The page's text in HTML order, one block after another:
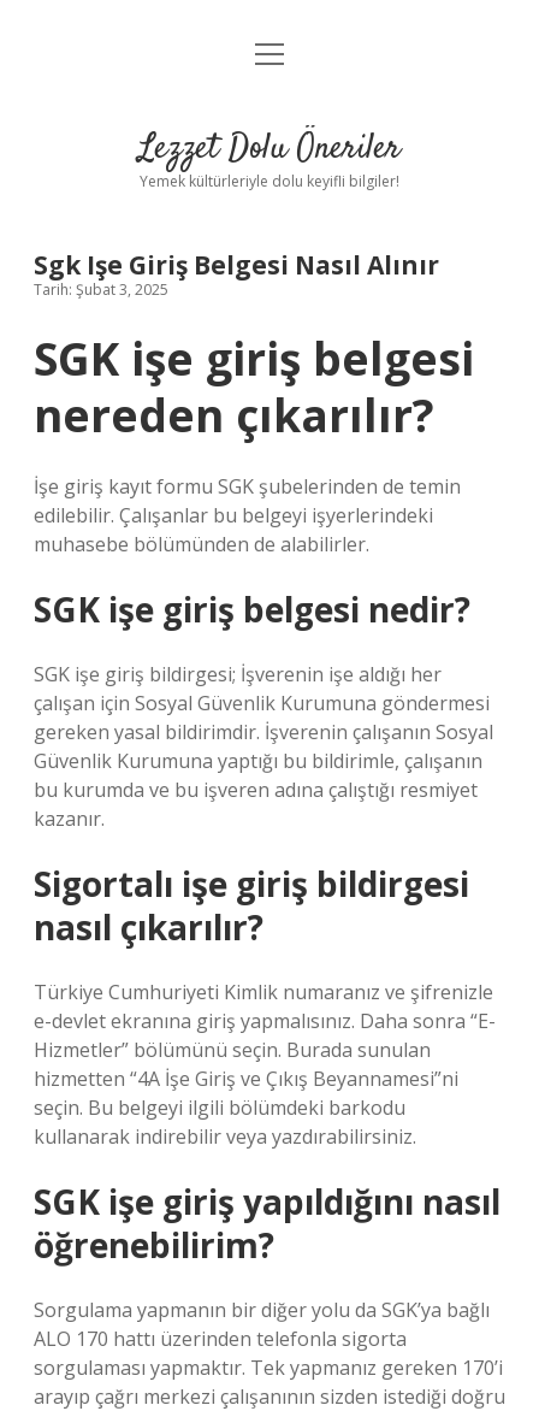
Anasayfa
Yasal Uyarı
menüyü
Lezzet Dolu Öneriler
Yemek kültürleriyle dolu keyifli bilgiler!
Sgk Işe Giriş Belgesi Nasıl Alınır
Tarih: Şubat 3, 2025
SGK işe giriş belgesi
nereden çıkarılır?
İşe giriş kayıt formu SGK şubelerinden de temin
edilebilir. Çalışanlar bu belgeyi işyerlerindeki
muhasebe bölümünden de alabilirler.
SGK işe giriş belgesi nedir?
SGK işe giriş bildirgesi; İşverenin işe aldığı her
çalışan için Sosyal Güvenlik Kurumuna göndermesi
gereken yasal bildirimdir. İşverenin çalışanın Sosyal
Güvenlik Kurumuna yaptığı bu bildirimle, çalışanın
bu kurumda ve bu işveren adına çalıştığı resmiyet
kazanır.
Sigortalı işe giriş bildirgesi
nasıl çıkarılır?
Türkiye Cumhuriyeti Kimlik numaranız ve şifrenizle
e-devlet ekranına giriş yapmalısınız. Daha sonra “E-
Hizmetler” bölümünü seçin. Burada sunulan
hizmetten “4A İşe Giriş ve Çıkış Beyannamesi”ni
seçin. Bu belgeyi ilgili bölümdeki barkodu
kullanarak indirebilir veya yazdırabilirsiniz.
SGK işe giriş yapıldığını nasıl
öğrenebilirim?
Sorgulama yapmanın bir diğer yolu da SGK’ya bağlı
ALO 170 hattı üzerinden telefonla sigorta
sorgulaması yapmaktır. Tek yapmanız gereken 170’i
arayıp çağrı merkezi çalışanının sizden istediği doğru